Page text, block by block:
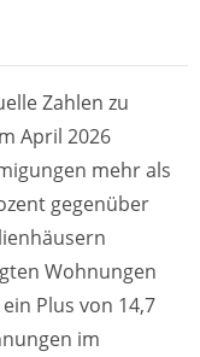
Zahlen zu
April 2026
mehr als
gegenüber
Wohnungen
Plus von 14,7
im